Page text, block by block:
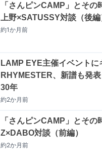
「さんピンCAMP」とその
上野×SATUSSY対談（後編
約1か月前
LAMP EYE主催イベントに
RHYMESTER、新譜も発
30年
約2か月前
「さんピンCAMP」とその
Z×DABO対談（前編）
約2か月前